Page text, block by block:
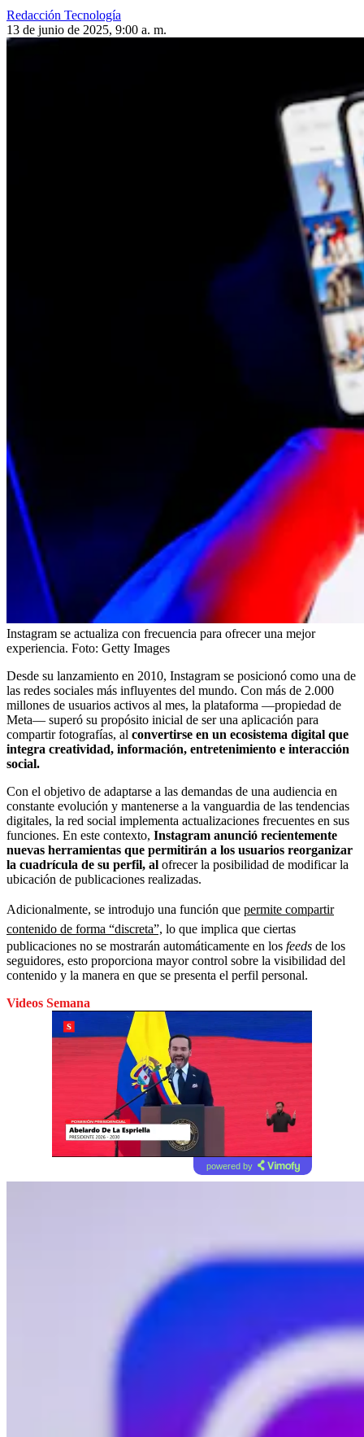
Redacción Tecnología
13 de junio de 2025, 9:00 a. m.
Instagram se actualiza con frecuencia para ofrecer una mejor
experiencia. Foto: Getty Images
Desde su lanzamiento en 2010, Instagram se posicionó como una de
las redes sociales más influyentes del mundo. Con más de 2.000
millones de usuarios activos al mes, la plataforma —propiedad de
Meta— superó su propósito inicial de ser una aplicación para
compartir fotografías, al convertirse en un ecosistema digital que
integra creatividad, información, entretenimiento e interacción
social.
Con el objetivo de adaptarse a las demandas de una audiencia en
constante evolución y mantenerse a la vanguardia de las tendencias
digitales, la red social implementa actualizaciones frecuentes en sus
funciones. En este contexto, Instagram anunció recientemente
nuevas herramientas que permitirán a los usuarios reorganizar
la cuadrícula de su perfil, al ofrecer la posibilidad de modificar la
ubicación de publicaciones realizadas.
Adicionalmente, se introdujo una función que permite compartir
contenido de forma “discreta”, lo que implica que ciertas
publicaciones no se mostrarán automáticamente en los feeds de los
seguidores, esto proporciona mayor control sobre la visibilidad del
contenido y la manera en que se presenta el perfil personal.
Videos Semana
powered by